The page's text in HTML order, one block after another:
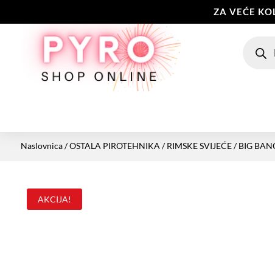
ZA VEĆE
search
Naslovnica/OSTALA PIROTEHNIKA /RIMSKE SVIJEĆE/ BIG
AKCIJA!